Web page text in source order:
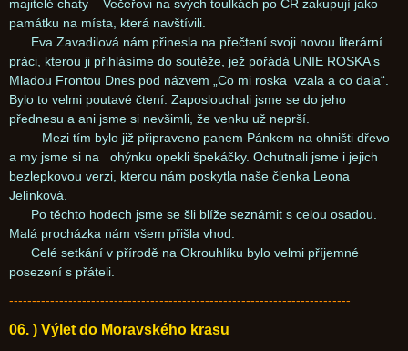
majitelé chaty – Večeřovi na svých toulkách po ČR zakupují jako
památku na místa, která navštívili.
Eva Zavadilová nám přinesla na přečtení svoji novou literární
práci, kterou ji přihlásíme do soutěže, jež pořádá UNIE ROSKA s
Mladou Frontou Dnes pod názvem „Co mi roska vzala a co dala“.
Bylo to velmi poutavé čtení. Zaposlouchali jsme se do jeho
přednesu a ani jsme si nevšimli, že venku už neprší.
Mezi tím bylo již připraveno panem Pánkem na ohništi dřevo
a my jsme si na ohýnku opekli špekáčky. Ochutnali jsme i jejich
bezlepkovou verzi, kterou nám poskytla naše členka Leona
Jelínková.
Po těchto hodech jsme se šli blíže seznámit s celou osadou.
Malá procházka nám všem přišla vhod.
Celé setkání v přírodě na Okrouhlíku bylo velmi příjemné
posezení s přáteli.
---------------------------------------------------------------------------
06. ) Výlet do Moravského krasu